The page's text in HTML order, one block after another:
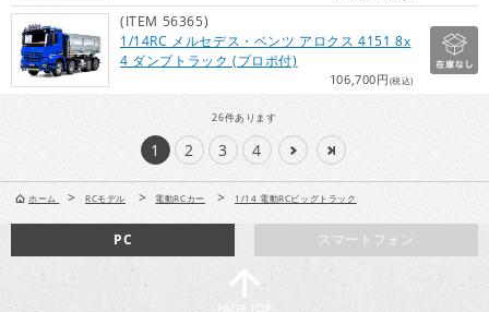
(ITEM 56365)
1/14RC メルセデス・ベンツ アロクス 4151 8x
4 ダンプトラック (プロポ付)
106,700円(税込)
26件あります
1 2 3 4
ホーム > RCモデル > 電動RCカー > 1/14 電動RCビッグトラック
スマートフォン
PC